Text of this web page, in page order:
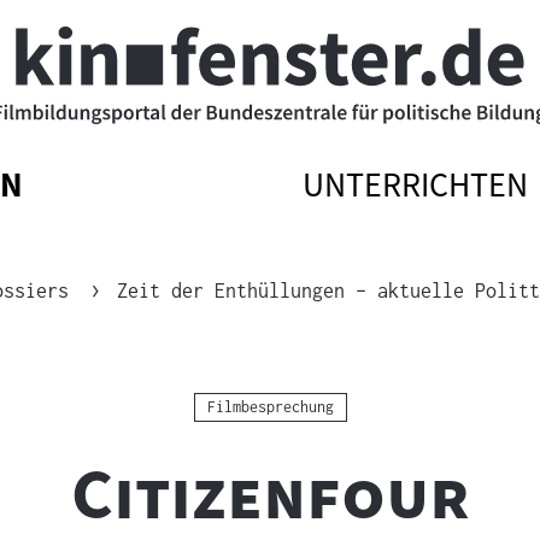
UNTERRICHTEN
Zeit der Enthüllungen – aktuelle
Kategorie:
Filmbesprechung
"
Citizenfour"